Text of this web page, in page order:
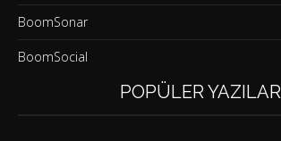
BoomSonar
BoomSocial
POPÜLER YAZILAR